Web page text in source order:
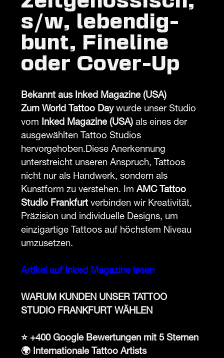
s/w, lebendig-
bunt, Fineline
oder Cover-Up
Bekannt aus Inked Magazine (USA)
Zum World Tattoo Daywurde unser Studio
vom Inked Magazine (USA) als eines der
ausgewählten Tattoo Studios
hervorgehoben.Diese Anerkennung
unterstreicht unseren Anspruch, Tattoos
nicht nur als Handwerk, sondern als
Kunstform zu verstehen. ImAMC Tattoo
Studio Frankfurt verbinden wir Kreativität,
Präzision und individuelle Designs, um
einzigartige Tattoos auf höchstem Niveau
umzusetzen.
Artikel auf Inked Magazine lesen
WARUM KUNDEN UNSER TATTOO
STUDIO FRANKFURT WÄHLEN
⭐ +400 Google Bewertungen mit 5 Sternen
🌍 Internationale Tattoo Artists